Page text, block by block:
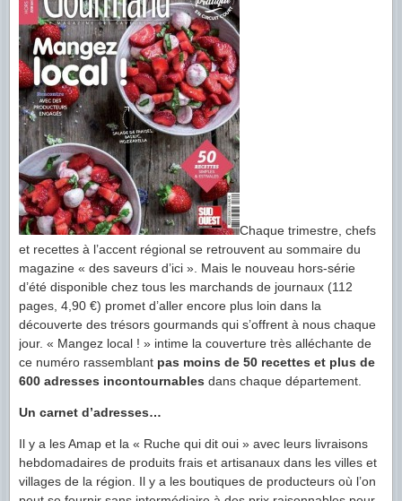
Chaque trimestre, chefs
et recettes à l’accent régional se retrouvent au sommaire du
magazine « des saveurs d’ici ». Mais le nouveau hors-série
d’été disponible chez tous les marchands de journaux (112
pages, 4,90 €) promet d’aller encore plus loin dans la
découverte des trésors gourmands qui s’offrent à nous chaque
jour. « Mangez local ! » intime la couverture très alléchante de
ce numéro rassemblant pas moins de 50 recettes et plus de
600 adresses incontournables dans chaque département.
Un carnet d’adresses…
Il y a les Amap et la « Ruche qui dit oui » avec leurs livraisons
hebdomadaires de produits frais et artisanaux dans les villes et
villages de la région. Il y a les boutiques de producteurs où l’on